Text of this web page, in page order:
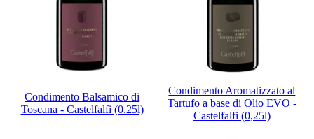
Condimento Balsamico di
Toscana - Castelfalfi (0.25l)
Condimento Aromatizzato al
Tartufo a base di Olio EVO -
Castelfalfi (0,25l)